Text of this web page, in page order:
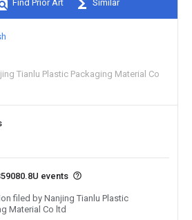
Find Prior Art Similar
Tianlu Plastic Packaging Material Co
events
filed by Nanjing Tianlu Plastic
Material Co ltd